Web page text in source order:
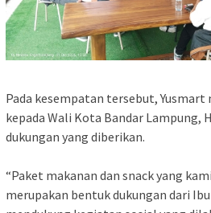
‎Pada kesempatan tersebut, Yusmart
kepada Wali Kota Bandar Lampung,
dukungan yang diberikan.
‎“Paket makanan dan snack yang
merupakan bentuk dukungan dari